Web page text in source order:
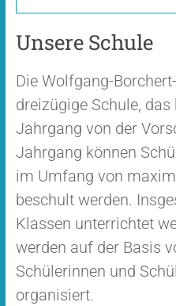
Unsere Schule
Die Wolfgang-
dreizügige Schule,
Jahrgang von der
Jahrgang können
im Umfang von
beschult werden.
Klassen unterrichtet
werden auf der Basis
Schülerinnen und
organisiert.